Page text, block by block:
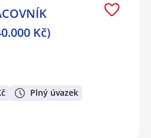
Kč)
Plný úvazek